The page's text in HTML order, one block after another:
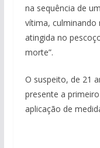
na sequência de
vítima,
atingida no
morte”.
O suspeito, de 21
presente a
aplicação de